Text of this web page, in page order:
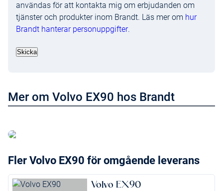
användas för att kontakta mig om erbjudanden om
tjänster och produkter inom Brandt. Läs mer om hur
Brandt hanterar personuppgifter.
Mer om Volvo EX90 hos Brandt
Fler Volvo EX90 för omgående leverans
Volvo EX90